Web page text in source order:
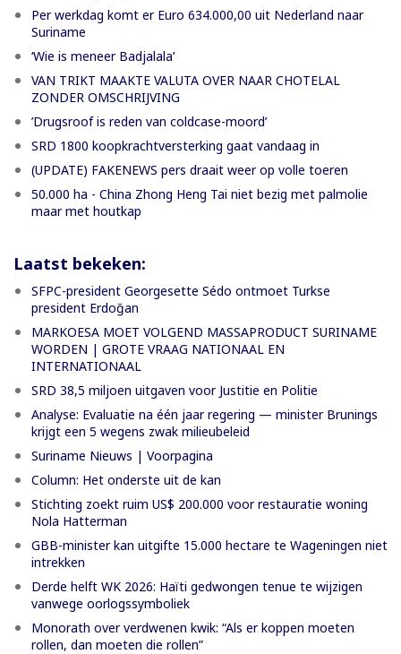
Per werkdag komt er Euro 634.000,00 uit Nederland naar
Suriname
‘Wie is meneer Badjalala’
VAN TRIKT MAAKTE VALUTA OVER NAAR CHOTELAL
ZONDER OMSCHRIJVING
’Drugsroof is reden van coldcase-moord’
SRD 1800 koopkrachtversterking gaat vandaag in
(UPDATE) FAKENEWS pers draait weer op volle toeren
50.000 ha - China Zhong Heng Tai niet bezig met palmolie
maar met houtkap
Laatst bekeken:
SFPC-president Georgesette Sédo ontmoet Turkse
president Erdoğan
MARKOESA MOET VOLGEND MASSAPRODUCT SURINAME
WORDEN | GROTE VRAAG NATIONAAL EN
INTERNATIONAAL
SRD 38,5 miljoen uitgaven voor Justitie en Politie
Analyse: Evaluatie na één jaar regering — minister Brunings
krijgt een 5 wegens zwak milieubeleid
Suriname Nieuws | Voorpagina
Column: Het onderste uit de kan
Stichting zoekt ruim US$ 200.000 voor restauratie woning
Nola Hatterman
GBB-minister kan uitgifte 15.000 hectare te Wageningen niet
intrekken
Derde helft WK 2026: Haïti gedwongen tenue te wijzigen
vanwege oorlogssymboliek
Monorath over verdwenen kwik: “Als er koppen moeten
rollen, dan moeten die rollen”